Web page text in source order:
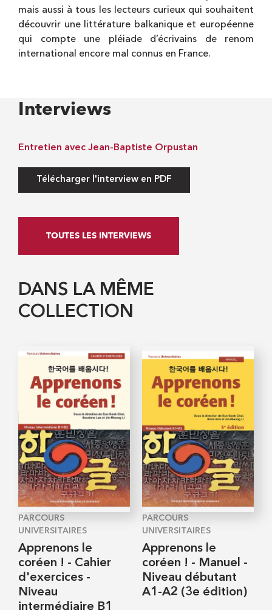
mais aussi à tous les lecteurs curieux qui souhaitent
découvrir une littérature balkanique et européenne
qui compte une pléiade d’écrivains de renom
international encore mal connus en France.
Interviews
Entretien avec Jean-Baptiste Orpustan
Télécharger l'interview en PDF
TOUTES LES INTERVIEWS
DANS LA MÊME
COLLECTION
PARCOURS
UNIVERSITAIRES
Apprenons le
coréen ! - Cahier
d'exercices -
Niveau
intermédiaire B1
PARCOURS
UNIVERSITAIRES
Apprenons le
coréen ! - Manuel -
Niveau débutant
A1-A2 (3e édition)